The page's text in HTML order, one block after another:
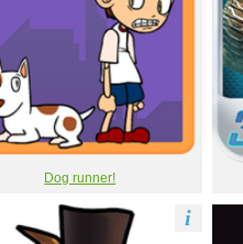
Dog runner!
i